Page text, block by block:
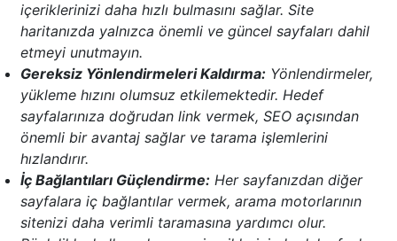
içeriklerinizi daha hızlı bulmasını sağlar. Site
haritanızda yalnızca önemli ve güncel sayfaları dahil
etmeyi unutmayın.
Gereksiz Yönlendirmeleri Kaldırma: Yönlendirmeler,
yükleme hızını olumsuz etkilemektedir. Hedef
sayfalarınıza doğrudan link vermek, SEO açısından
önemli bir avantaj sağlar ve tarama işlemlerini
hızlandırır.
İç Bağlantıları Güçlendirme: Her sayfanızdan diğer
sayfalara iç bağlantılar vermek, arama motorlarının
sitenizi daha verimli taramasına yardımcı olur.